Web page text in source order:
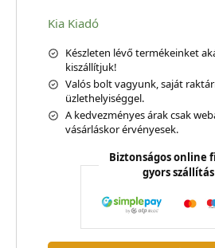
Kia Kiadó
Készleten lévő termékeinket
kiszállítjuk!
Valós bolt vagyunk, saját
üzlethelyiséggel.
A kedvezményes árak csak
vásárláskor érvényesek.
Biztonságos online
gyors szállítás